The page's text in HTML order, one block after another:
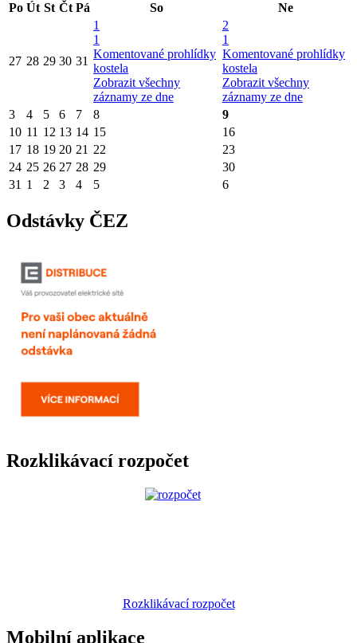
Po Út St Čt Pá So Ne
27 28 29 30 31
1
1
Komentované prohlídky
kostela
Zobrazit všechny
záznamy ze dne
2
1
Komentované prohlídky
kostela
Zobrazit všechny
záznamy ze dne
3
4 5 6 7 8
9
10 11 12 13 14 15
16
17 18 19 20 21 22
23
24 25 26 27 28 29
30
31 1 2 3 4 5 6
Odstávky ČEZ
Rozklikávací rozpočet
Rozklikávací rozpočet
Mobilní aplikace